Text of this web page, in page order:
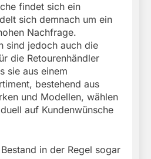
findet sich ein
sich demnach um ein
Nachfrage.
sind jedoch auch die
die Retourenhändler
sie aus einem
bestehend aus
und Modellen, wählen
auf Kundenwünsche
in der Regel sogar